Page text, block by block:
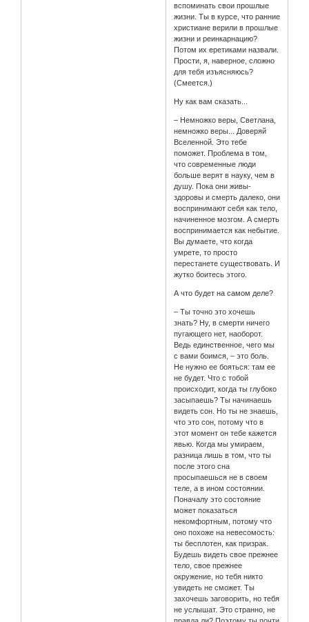
вспоминать свои прошлые
жизни. Ты в курсе, что ранние
христиане верили в прошлые
жизни и реинкарнацию?
Потом их еретиками назвали.
Прости, я, наверное, сложно
для тебя изъясняюсь?
(Смеется.)
Ну как вам сказать...
– Немножко веры, Светлана,
немножко веры... Доверяй
Вселенной. Это тебе
поможет. Проблема в том,
что современные люди
больше верят в науку, чем в
душу. Пока они живы-
здоровы и смерть далеко, они
воспринимают себя как тело,
начиненное мозгом. А смерть
воспринимается как небытие.
Вы думаете, что когда
умрете, то просто
перестанете существовать. И
жутко боитесь этого.
А что будет на самом деле?
– Ты точно это хочешь
знать? Ну, в смерти ничего
пугающего нет, наоборот.
Ведь единственное, чего мы
с вами боимся, – это боль.
Не нужно ее бояться: там ее
не будет. Что с тобой
происходит, когда ты глубоко
засыпаешь? Ты начинаешь
видеть сон. Но ты не знаешь,
что это сон, потому что в
этот момент он тебе кажется
явью. Когда мы умираем,
разница лишь в том, что ты
после этого сна
просыпаешься не в своем
теле, а в ином состоянии.
Поначалу это состояние
может показаться
некомфортным, потому что
оно похоже на невесомость:
ты бесплотен, как призрак.
Будешь видеть свое прежнее
тело, свое прежнее
окружение, но тебя никто
увидеть не сможет. Ты
захочешь заговорить, но тебя
не услышат. Это странно, не